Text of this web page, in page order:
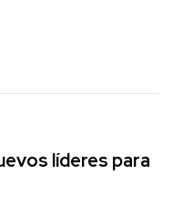
líderes para